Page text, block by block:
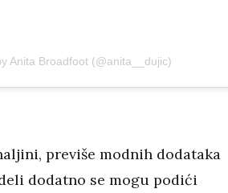
Anita Broadfoot (@anita__dujic)
previše modnih dodataka
dodatno se mogu podići